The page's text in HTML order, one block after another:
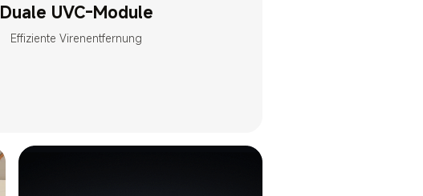
Duale UVC-Module
Effiziente Virenentfernung